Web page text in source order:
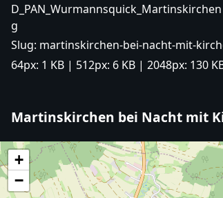
g
Slug: martinskirchen-bei-nacht-mit-
64px: 1 KB | 512px: 6 KB | 2048px: 130
Martinskirchen bei Nacht mit
+
−